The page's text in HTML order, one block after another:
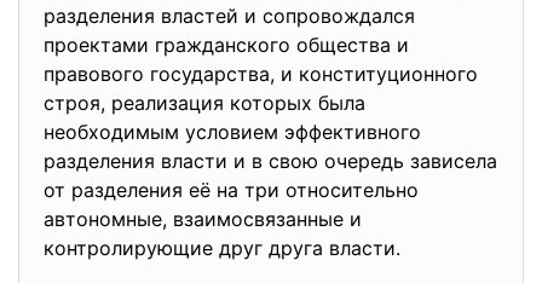
разделения властей и сопровождался
проектами гражданского общества и
правового государства, и конституционного
строя, реализация которых была
необходимым условием эффективного
разделения власти и в свою очередь зависела
от разделения её на три относительно
автономные, взаимосвязанные и
контролирующие друг друга власти.